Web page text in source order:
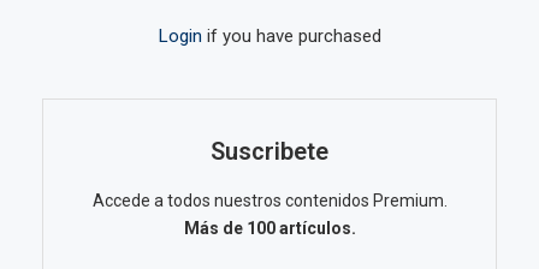
Login if you have purchased
Suscribete
Accede a todos nuestros contenidos Premium.
Más de 100 artículos.